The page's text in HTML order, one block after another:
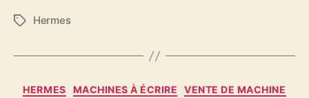
Étiquettes
Hermes
Catégories
HERMES MACHINES À ÉCRIRE VENTE DE MACHINE